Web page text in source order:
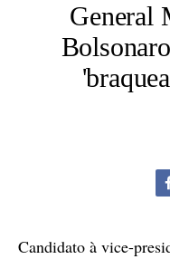
General
Candidato à vice-